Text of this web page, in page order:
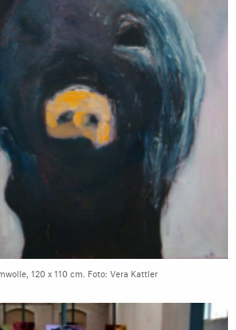
120 x 110 cm. Foto: Vera Kattler